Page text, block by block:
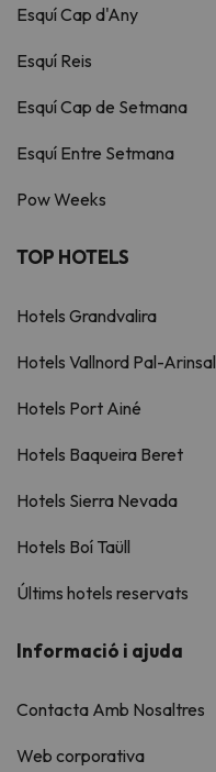
Esquí Cap d'Any
Esquí Reis
Esquí Cap de Setmana
Esquí Entre Setmana
Pow Weeks
TOP HOTELS
Hotels Grandvalira
Hotels Vallnord Pal-Arinsal
Hotels Port Ainé
Hotels Baqueira Beret
Hotels Sierra Nevada
Hotels Boí Taüll
Últims hotels reservats
Informació i ajuda
Contacta Amb Nosaltres
Web corporativa